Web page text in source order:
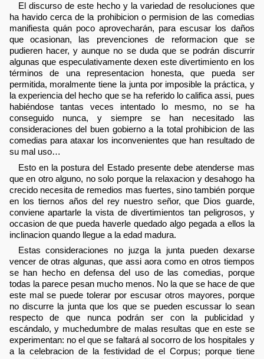
El discurso de este hecho y la variedad de resoluciones que
ha havido cerca de la prohibicion o permision de las comedias
manifiesta quán poco aprovecharán, para escusar los daños
que ocasionan, las prevenciones de reformacion que se
pudieren hacer, y aunque no se duda que se podrán discurrir
algunas que especulativamente dexen este divertimiento en los
términos de una representacion honesta, que pueda ser
permitida, moralmente tiene la junta por imposible la práctica, y
la experiencia del hecho que se ha referido lo califica assi, pues
habiéndose tantas veces intentado lo mesmo, no se ha
conseguido nunca, y siempre se han necesitado las
consideraciones del buen gobierno a la total prohibicion de las
comedias para ataxar los inconvenientes que han resultado de
su mal uso…
Esto en la postura del Estado presente debe atenderse mas
que en otro alguno, no solo porque la relaxacion y desahogo ha
crecido necesita de remedios mas fuertes, sino también porque
en los tiernos años del rey nuestro señor, que Dios guarde,
conviene apartarle la vista de divertimientos tan peligrosos, y
occasion de que pueda haverle quedado algo pegada a ellos la
inclinacion quando llegue a la edad madura.
Estas consideraciones no juzga la junta pueden dexarse
vencer de otras algunas, que assi aora como en otros tiempos
se han hecho en defensa del uso de las comedias, porque
todas la parece pesan mucho menos. No la que se hace de que
este mal se puede tolerar por escusar otros mayores, porque
no discurre la junta que los que se pueden escussar lo sean
respecto de que nunca podrán ser con la publicidad y
escándalo, y muchedumbre de malas resultas que en este se
experimentan: no el que se faltará al socorro de los hospitales y
a la celebracion de la festividad de el Corpus; porque tiene